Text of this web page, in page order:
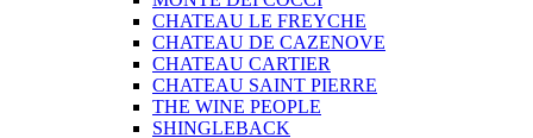
CHATEAU LE FREYCHE
CHATEAU DE CAZENOVE
CHATEAU CARTIER
CHATEAU SAINT PIERRE
THE WINE PEOPLE
SHINGLEBACK